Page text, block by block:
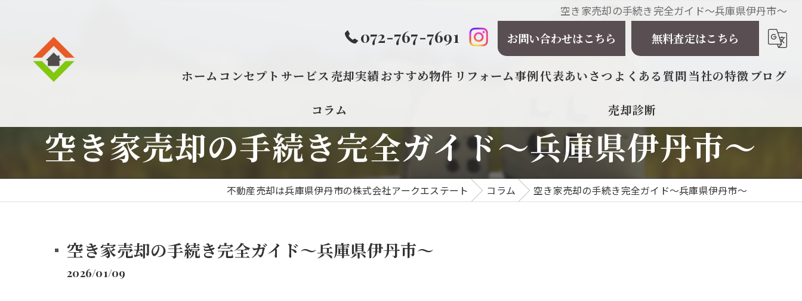
空き家売却の手続き完全ガイド～兵庫県伊丹市～
072-767-7691 お問い合わせはこちら 無料査定はこちら
ホーム コンセプト サービス 売却実績おすすめ物件 リフォーム事例代表あいさつ よくある質問当社の特徴
戸建て
マンション
ブログ
コラム 売却診断
空き家売却の手続き完全ガイド～兵庫県伊丹市～
不動産売却は兵庫県伊丹市の株式会社アークエステート コラム 空き家売却の手続き完全ガイド～兵庫県伊丹市～
空き家売却の手続き完全ガイド～兵庫県伊丹市～
2026/01/09